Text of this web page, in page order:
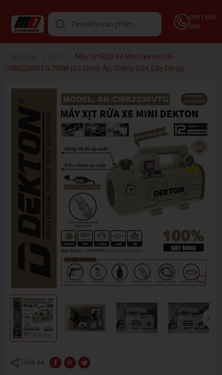
0911 689
896
Máy Xịt Rửa Xe Mini Dekton DK-
CWR2200VTG 790W (Có Chỉnh Áp, Chống Giật, Dây Đồng)
Chia sẻ